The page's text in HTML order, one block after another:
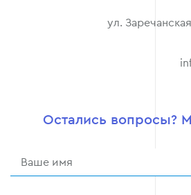
ул.
Остались вопросы?